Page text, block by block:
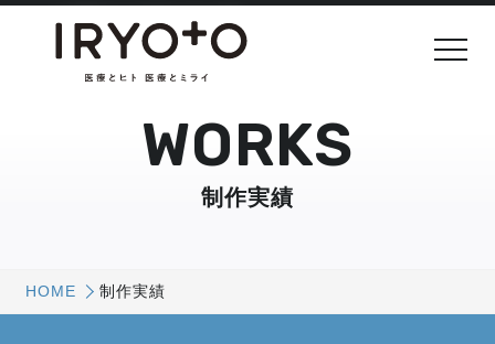
WORKS
制作実績
HOME 制作実績